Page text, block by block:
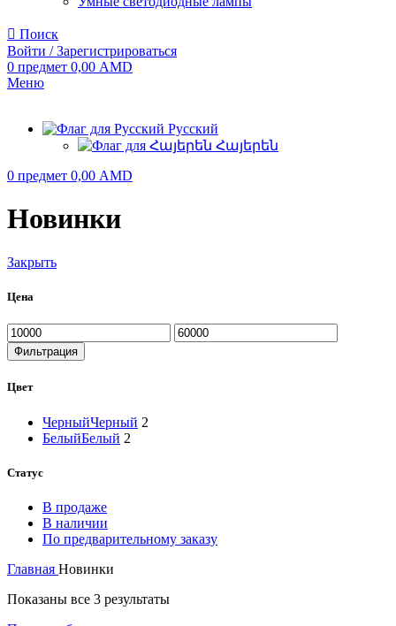
Поиск
Войти / Зарегистрироваться
0 предмет 0,00 AMD
Меню
Русский
Հայերեն
0 предмет 0,00 AMD
Новинки
Закрыть
Цена
Минимальная
цена
Максимальная
цена
Фильтрация
Цвет
ЧерныйЧерный 2
БелыйБелый 2
Статус
В продаже
В наличии
По предварительному заказу
Главная Новинки
Показаны все 3 результатыСортировка: